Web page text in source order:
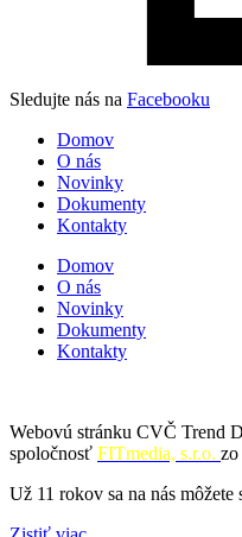
Sledujte nás na Facebooku
Domov
O nás
Novinky
Dokumenty
Kontakty
Domov
O nás
Novinky
Dokumenty
Kontakty
Webovú stránku CVČ Trend
spoločnosť FITmedia, s.r.o. zo
Už 11 rokov sa na nás